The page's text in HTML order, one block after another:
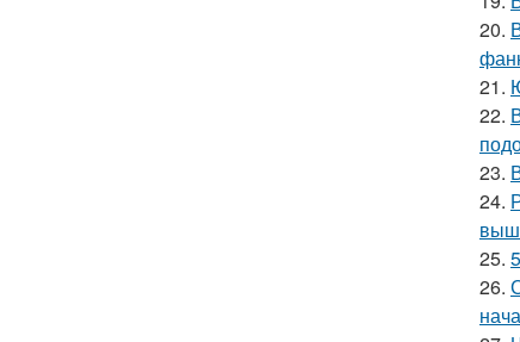
20.
21.
22.
23.
24.
25.
26.